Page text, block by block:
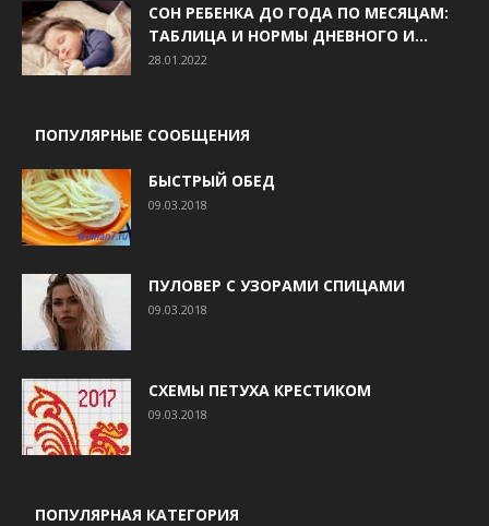
СОН РЕБЕНКА ДО ГОДА ПО МЕСЯЦАМ:
ТАБЛИЦА И НОРМЫ ДНЕВНОГО И...
28.01.2022
ПОПУЛЯРНЫЕ СООБЩЕНИЯ
БЫСТРЫЙ ОБЕД
09.03.2018
ПУЛОВЕР С УЗОРАМИ СПИЦАМИ
09.03.2018
СХЕМЫ ПЕТУХА КРЕСТИКОМ
09.03.2018
ПОПУЛЯРНАЯ КАТЕГОРИЯ